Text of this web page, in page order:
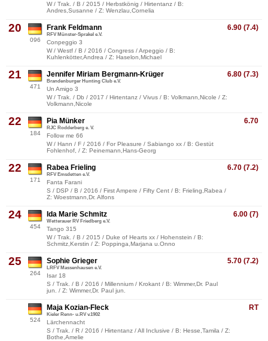
W / Trak. / B / 2015 / Herbstkönig / Hirtentanz / B:
Andres,Susanne / Z: Wenzlau,Cornelia
20
096
6.90 (7.4)
Frank Feldmann
RFV Münster-Sprakel e.V.
Conpeggio 3
W / Westf / B / 2016 / Congress / Arpeggio / B:
Kuhlenkötter,Andrea / Z: Haselon,Michael
21
471
6.80 (7.3)
Jennifer Miriam Bergmann-Krüger
Brandenburger Hunting Club e.V.
Un Amigo 3
W / Trak. / Db / 2017 / Hirtentanz / Vivus / B: Volkmann,Nicole / Z:
Volkmann,Nicole
22
184
6.70
Pia Münker
RJC Rodderberg e. V.
Follow me 66
W / Hann / F / 2016 / For Pleasure / Sabiango xx / B: Gestüt
Fohlenhof, / Z: Peinemann,Hans-Georg
22
171
6.70 (7.2)
Rabea Frieling
RFV Emsdetten e.V.
Fanta Farani
S / DSP / B / 2016 / First Ampere / Fifty Cent / B: Frieling,Rabea /
Z: Woestmann,Dr. Alfons
24
454
6.00 (7)
Ida Marie Schmitz
Wetterauer RV Friedberg e.V.
Tango 315
W / Trak. / B / 2015 / Duke of Hearts xx / Hohenstein / B:
Schmitz,Kerstin / Z: Poppinga,Marjana u.Onno
25
264
5.70 (7.2)
Sophie Grieger
LRFV Massenhausen e.V.
Isar 18
S / Trak. / B / 2016 / Millennium / Krokant / B: Wimmer,Dr. Paul
jun. / Z: Wimmer,Dr. Paul jun.
524
RT
Maja Kozian-Fleck
Kieler Renn- u.RV v.1902
Lärchennacht
S / Trak. / R / 2016 / Hirtentanz / All Inclusive / B: Hesse,Tamila / Z:
Bothe,Amelie